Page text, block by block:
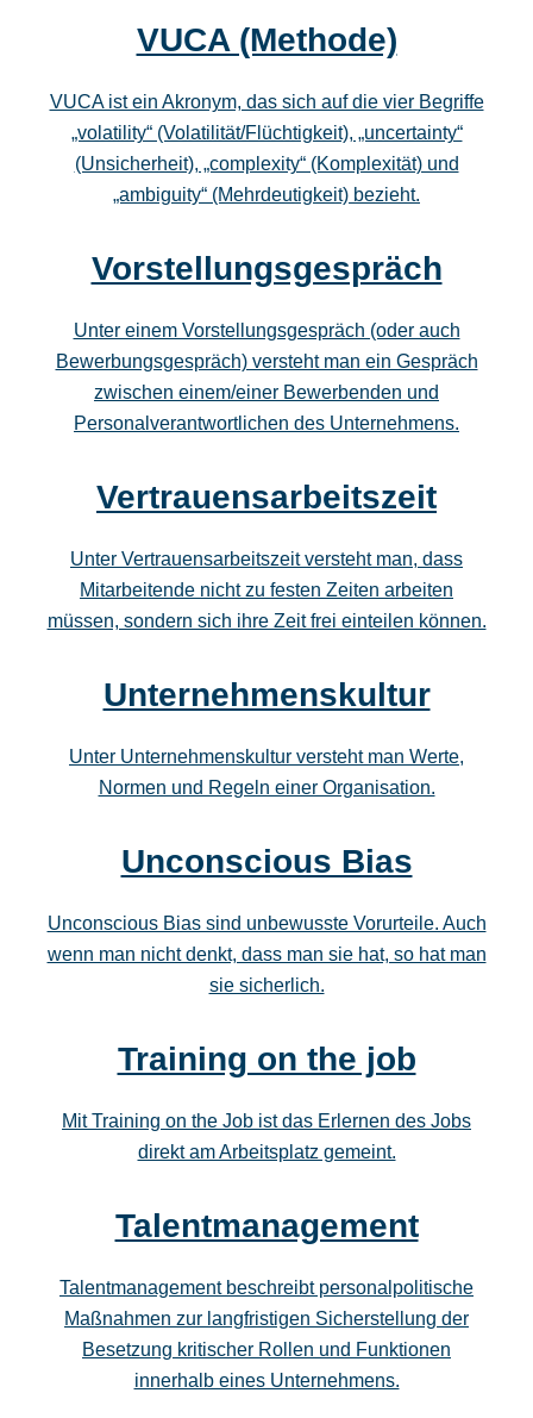
VUCA (Methode)
VUCA ist ein Akronym, das sich auf die vier Begriffe
„volatility“ (Volatilität/Flüchtigkeit), „uncertainty“
(Unsicherheit), „complexity“ (Komplexität) und
„ambiguity“ (Mehrdeutigkeit) bezieht.
Vorstellungsgespräch
Unter einem Vorstellungsgespräch (oder auch
Bewerbungsgespräch) versteht man ein Gespräch
zwischen einem/einer Bewerbenden und
Personalverantwortlichen des Unternehmens.
Vertrauensarbeitszeit
Unter Vertrauensarbeitszeit versteht man, dass
Mitarbeitende nicht zu festen Zeiten arbeiten
müssen, sondern sich ihre Zeit frei einteilen können.
Unternehmenskultur
Unter Unternehmenskultur versteht man Werte,
Normen und Regeln einer Organisation.
Unconscious Bias
Unconscious Bias sind unbewusste Vorurteile. Auch
wenn man nicht denkt, dass man sie hat, so hat man
sie sicherlich.
Training on the job
Mit Training on the Job ist das Erlernen des Jobs
direkt am Arbeitsplatz gemeint.
Talentmanagement
Talentmanagement beschreibt personalpolitische
Maßnahmen zur langfristigen Sicherstellung der
Besetzung kritischer Rollen und Funktionen
innerhalb eines Unternehmens.